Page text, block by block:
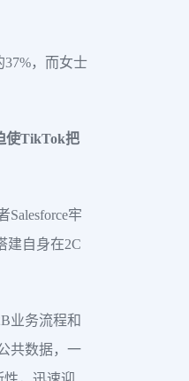
，而女士
使TikTok把
牢
建自身在2C
业务流程和
共数据，一